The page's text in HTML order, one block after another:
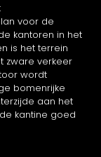
voor de
kantoren in het
is het terrein
zware verkeer
wordt
bomenrijke
aan het
kantine goed